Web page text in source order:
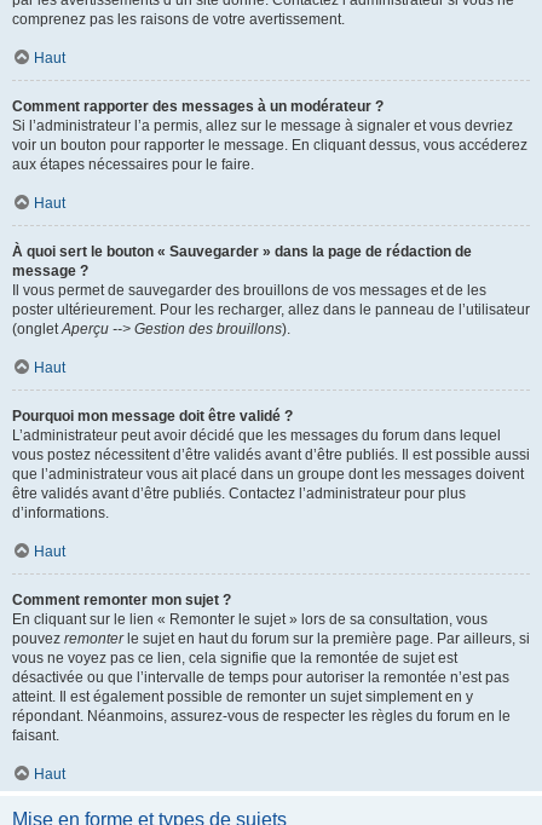
comprenez pas les raisons de votre avertissement.
Haut
Comment rapporter des messages à un modérateur ?
Si l’administrateur l’a permis, allez sur le message à signaler et vous devriez
voir un bouton pour rapporter le message. En cliquant dessus, vous accéderez
aux étapes nécessaires pour le faire.
Haut
À quoi sert le bouton « Sauvegarder » dans la page de rédaction de
message ?
Il vous permet de sauvegarder des brouillons de vos messages et de les
poster ultérieurement. Pour les recharger, allez dans le panneau de l’utilisateur
(ongletAperçu --> Gestion des brouillons).
Haut
Pourquoi mon message doit être validé ?
L’administrateur peut avoir décidé que les messages du forum dans lequel
vous postez nécessitent d’être validés avant d’être publiés. Il est possible aussi
que l’administrateur vous ait placé dans un groupe dont les messages doivent
être validés avant d’être publiés. Contactez l’administrateur pour plus
d’informations.
Haut
Comment remonter mon sujet ?
En cliquant sur le lien « Remonter le sujet » lors de sa consultation, vous
pouvez remonterle sujet en haut du forum sur la première page. Par ailleurs, si
vous ne voyez pas ce lien, cela signifie que la remontée de sujet est
désactivée ou que l’intervalle de temps pour autoriser la remontée n’est pas
atteint. Il est également possible de remonter un sujet simplement en y
répondant. Néanmoins, assurez-vous de respecter les règles du forum en le
faisant.
Haut
Mise en forme et types de sujets